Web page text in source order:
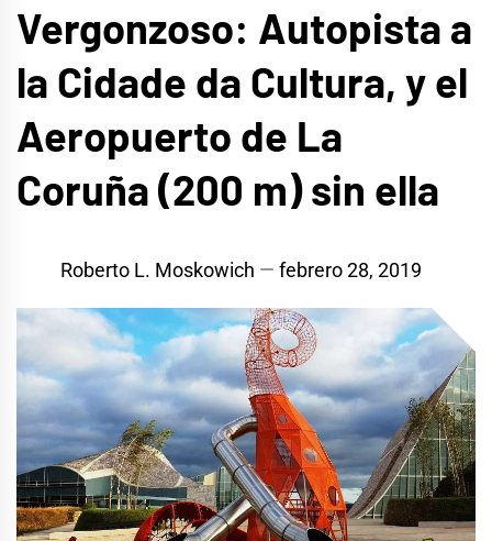
Vergonzoso: Autopista a
la Cidade da Cultura, y el
Aeropuerto de La
Coruña (200 m) sin ella
Roberto L. Moskowich febrero 28, 2019